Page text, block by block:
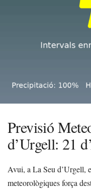
Previsió
d’Urgell: 21
Avui, a La Seu d’Urgell,
meteorològiques força